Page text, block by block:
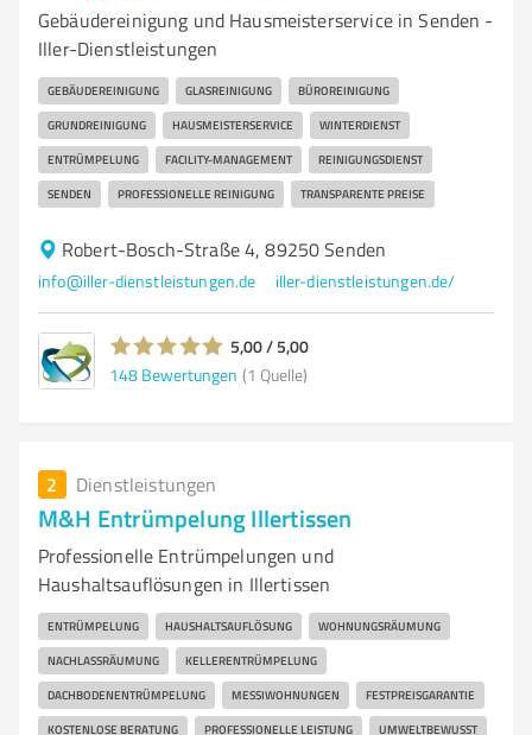
Gebäudereinigung und Hausmeisterservice in Senden -
Iller-Dienstleistungen
GEBÄUDEREINIGUNG GLASREINIGUNG BÜROREINIGUNG
GRUNDREINIGUNG HAUSMEISTERSERVICE WINTERDIENST
ENTRÜMPELUNG FACILITY-MANAGEMENT REINIGUNGSDIENST
SENDEN PROFESSIONELLE REINIGUNG TRANSPARENTE PREISE
Robert-Bosch-Straße 4, 89250 Senden
info@iller-dienstleistungen.de iller-dienstleistungen.de/
5,00 / 5,00
148 Bewertungen (1 Quelle)
2 Dienstleistungen
M&H Entrümpelung Illertissen
Professionelle Entrümpelungen und
Haushaltsauflösungen in Illertissen
ENTRÜMPELUNG HAUSHALTSAUFLÖSUNG WOHNUNGSRÄUMUNG
NACHLASSRÄUMUNG KELLERENTRÜMPELUNG
DACHBODENENTRÜMPELUNG MESSIWOHNUNGEN FESTPREISGARANTIE
KOSTENLOSE BERATUNG PROFESSIONELLE LEISTUNG UMWELTBEWUSST